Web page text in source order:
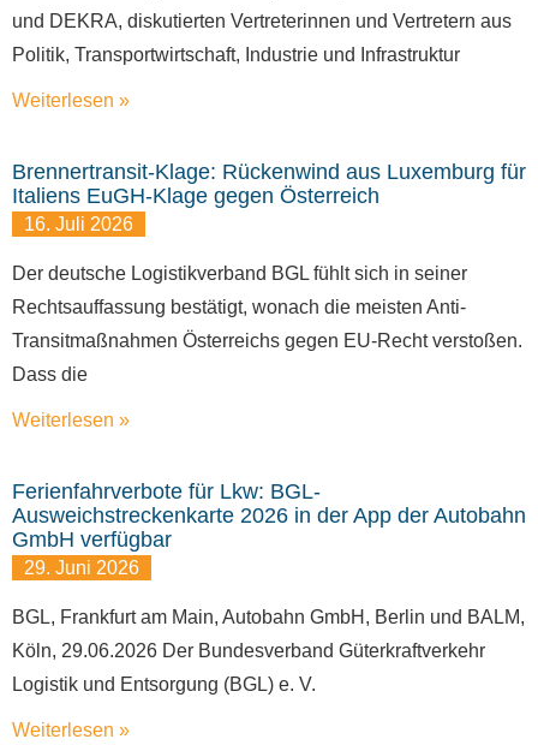
und DEKRA, diskutierten Vertreterinnen und Vertretern aus
Politik, Transportwirtschaft, Industrie und Infrastruktur
Weiterlesen »
Brennertransit-Klage: Rückenwind aus Luxemburg für
Italiens EuGH-Klage gegen Österreich
16. Juli 2026
Der deutsche Logistikverband BGL fühlt sich in seiner
Rechtsauffassung bestätigt, wonach die meisten Anti-
Transitmaßnahmen Österreichs gegen EU-Recht verstoßen.
Dass die
Weiterlesen »
Ferienfahrverbote für Lkw: BGL-
Ausweichstreckenkarte 2026 in der App der Autobahn
GmbH verfügbar
29. Juni 2026
BGL, Frankfurt am Main, Autobahn GmbH, Berlin und BALM,
Köln, 29.06.2026 Der Bundesverband Güterkraftverkehr
Logistik und Entsorgung (BGL) e. V.
Weiterlesen »